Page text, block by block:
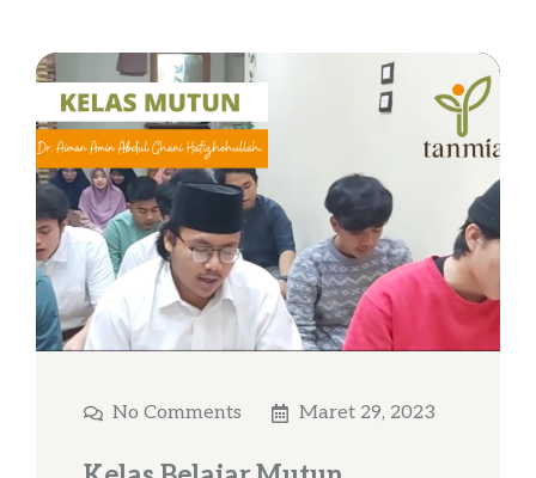
No Comments Maret 29, 2023